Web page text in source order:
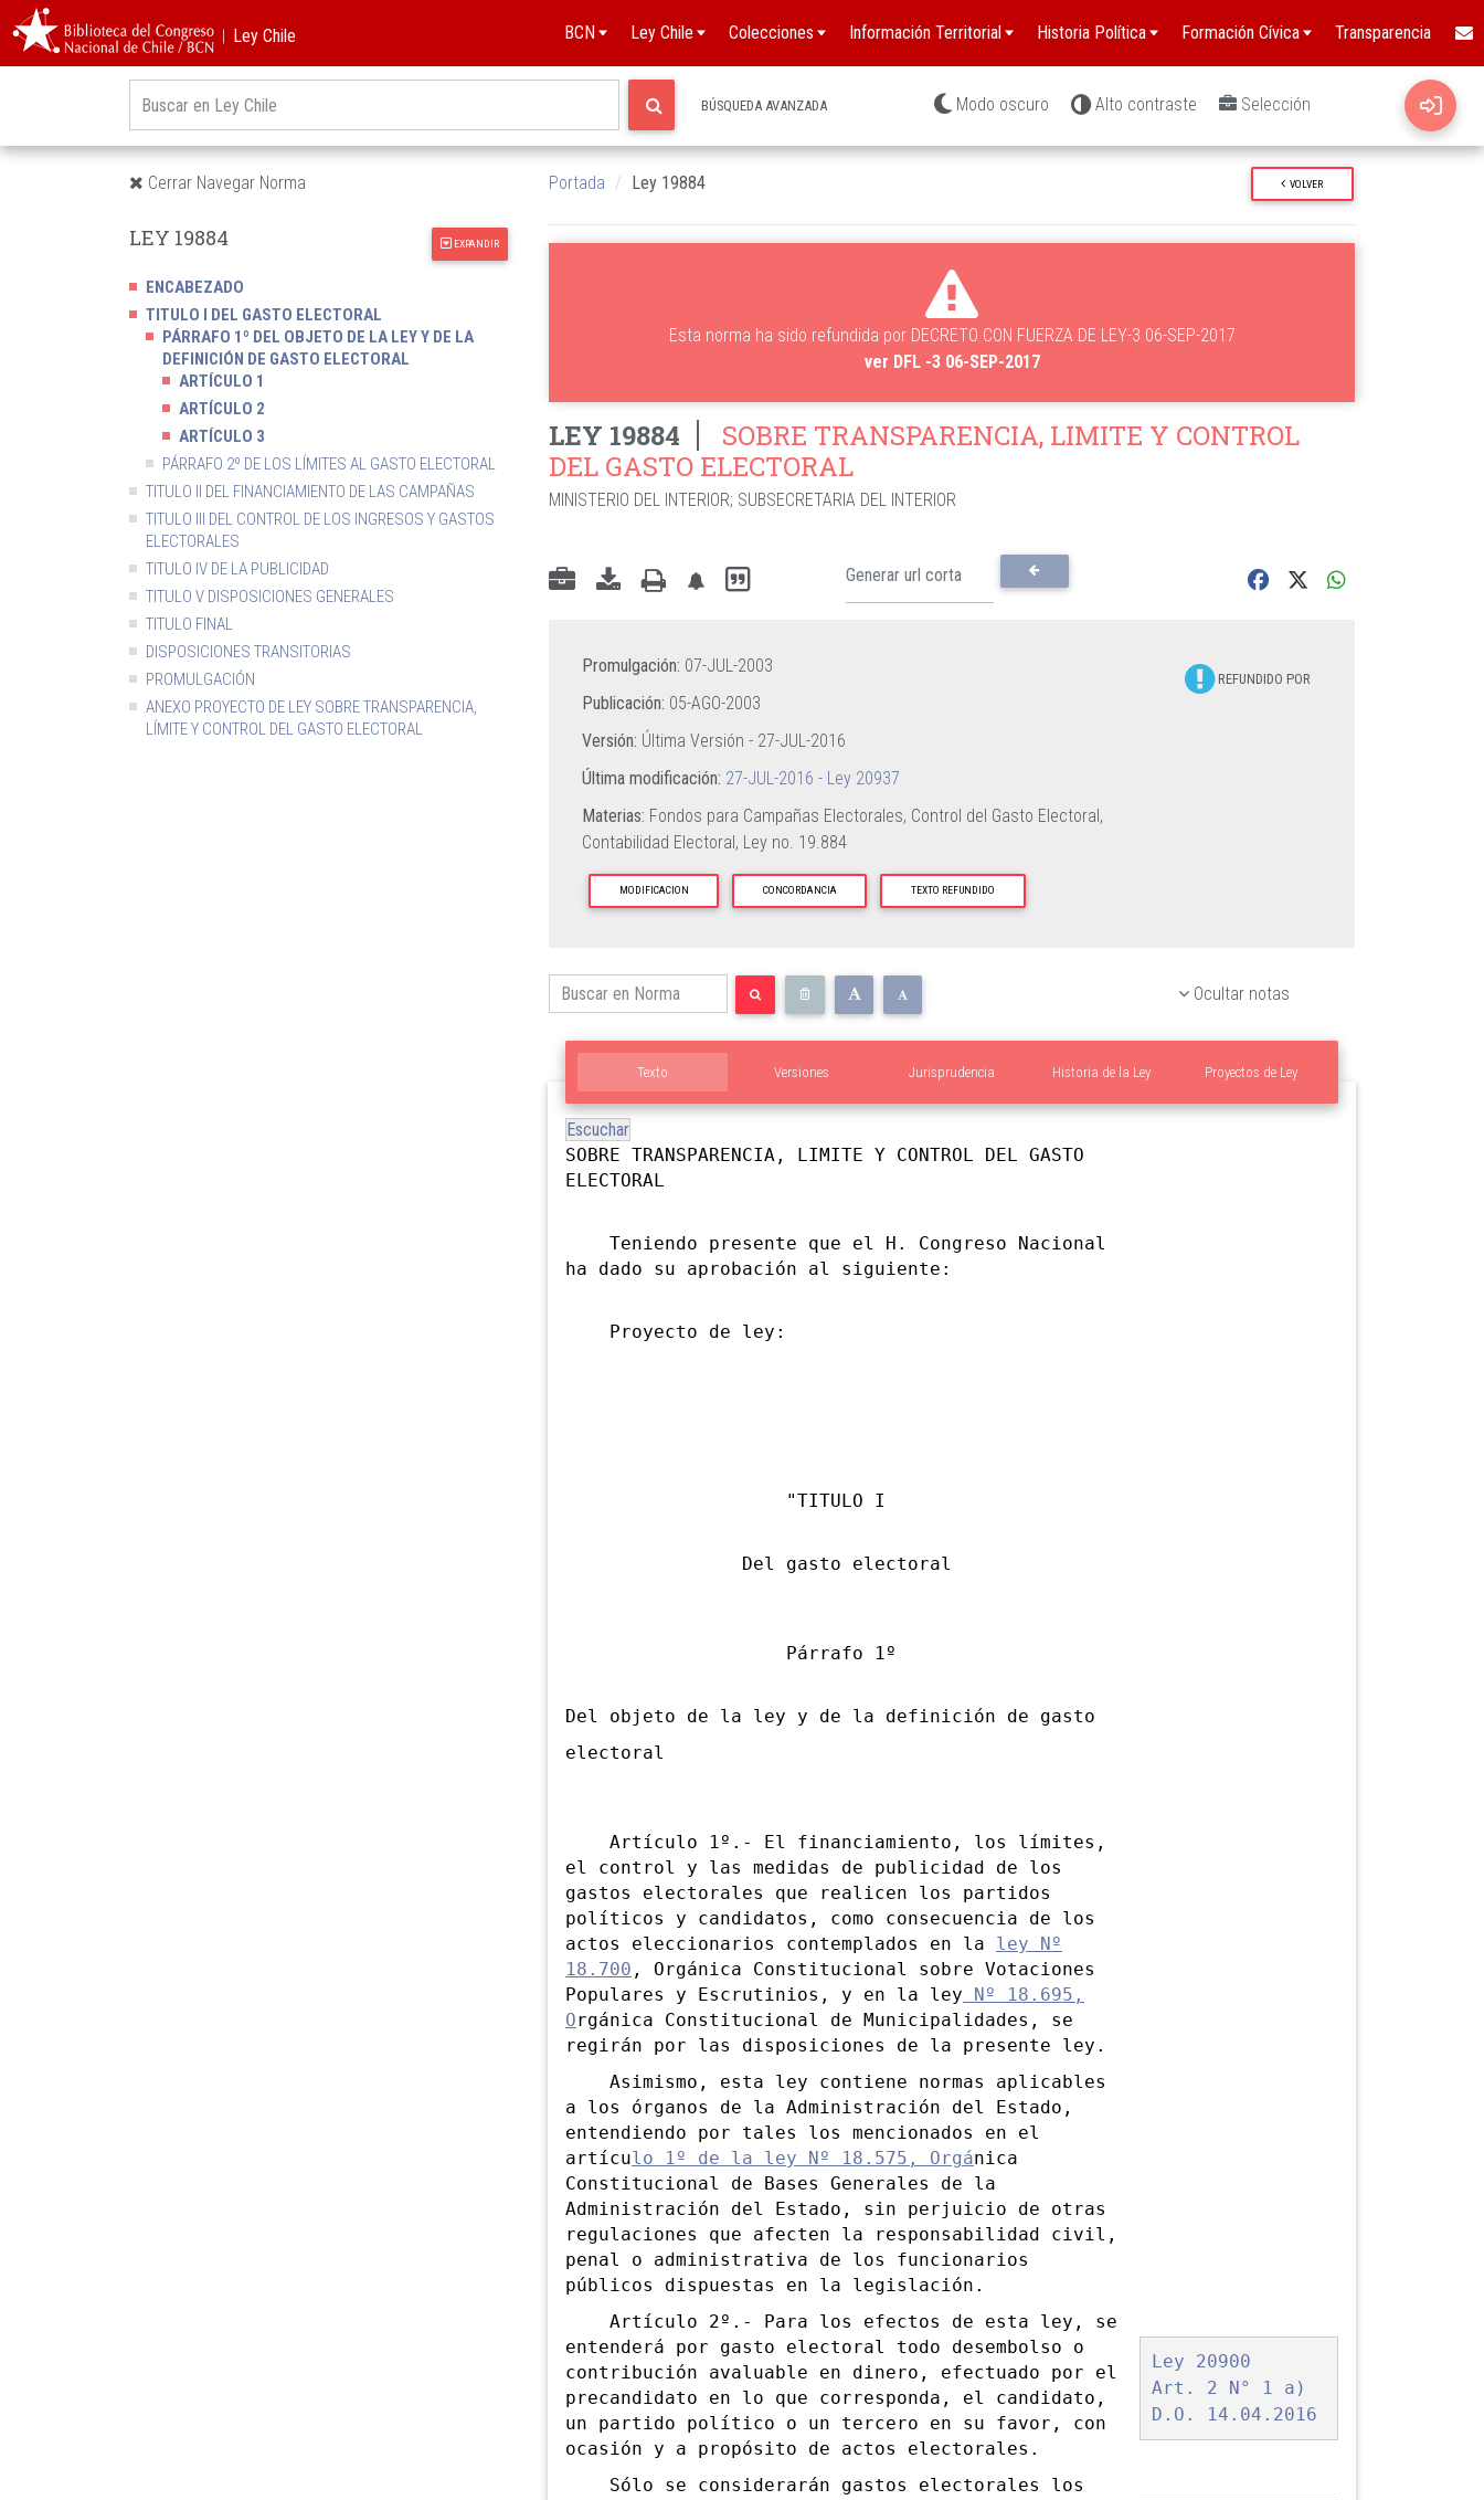
︱Ley Chile BCN Ley Chile Colecciones Información Territorial Historia Política Formación Cívica Transparencia
BÚSQUEDA AVANZADA Modo oscuro Alto contraste Selección
Cerrar Navegar Norma Portada Ley 19884 VOLVER
LEY 19884 EXPANDIR
ENCABEZADO
TITULO I DEL GASTO ELECTORAL
PÁRRAFO 1º DEL OBJETO DE LA LEY Y DE LA
DEFINICIÓN DE GASTO ELECTORAL
ARTÍCULO 1
ARTÍCULO 2
ARTÍCULO 3
PÁRRAFO 2º DE LOS LÍMITES AL GASTO ELECTORAL
TITULO II DEL FINANCIAMIENTO DE LAS CAMPAÑAS
TITULO III DEL CONTROL DE LOS INGRESOS Y GASTOS
ELECTORALES
TITULO IV DE LA PUBLICIDAD
TITULO V DISPOSICIONES GENERALES
TITULO FINAL
DISPOSICIONES TRANSITORIAS
PROMULGACIÓN
ANEXO PROYECTO DE LEY SOBRE TRANSPARENCIA,
LÍMITE Y CONTROL DEL GASTO ELECTORAL
Esta norma ha sido refundida por DECRETO CON FUERZA DE LEY-3 06-SEP-2017
ver DFL -3 06-SEP-2017
LEY 19884
SOBRE TRANSPARENCIA, LIMITE Y CONTROL
DEL GASTO ELECTORAL
MINISTERIO DEL INTERIOR; SUBSECRETARIA DEL INTERIOR
REFUNDIDO POR
Promulgación: 07-JUL-2003
Publicación: 05-AGO-2003
Versión: Última Versión - 27-JUL-2016
Última modificación: 27-JUL-2016 - Ley 20937
Materias: Fondos para Campañas Electorales, Control del Gasto Electoral,
Contabilidad Electoral, Ley no. 19.884
MODIFICACION CONCORDANCIA TEXTO REFUNDIDO
Ocultar notas
Texto Versiones Jurisprudencia Proyectos de Ley
Historia de la Ley
Escuchar
SOBRE TRANSPARENCIA, LIMITE Y CONTROL DEL GASTO
ELECTORAL
Teniendo presente que el H. Congreso Nacional
ha dado su aprobación al siguiente:
Proyecto de ley:
"TITULO I
Del gasto electoral
Párrafo 1º
Del objeto de la ley y de la definición de gasto
electoral
Artículo 1º.- El financiamiento, los límites,
el control y las medidas de publicidad de los
gastos electorales que realicen los partidos
políticos y candidatos, como consecuencia de los
actos eleccionarios contemplados en la ley Nº
18.700 , Orgánica Constitucional sobre Votaciones
Populares y Escrutinios, y en la ley Nº 18.695,
Orgánica Constitucional de Municipalidades, se
regirán por las disposiciones de la presente ley.
Asimismo, esta ley contiene normas aplicables
a los órganos de la Administración del Estado,
entendiendo por tales los mencionados en el
artículo 1º de la ley Nº 18.575, Orgánica
Constitucional de Bases Generales de la
Administración del Estado, sin perjuicio de otras
regulaciones que afecten la responsabilidad civil,
penal o administrativa de los funcionarios
públicos dispuestas en la legislación.
Artículo 2º.- Para los efectos de esta ley, se
entenderá por gasto electoral todo desembolso o
Ley 20900
Art. 2 N° 1 a)
D.O. 14.04.2016
contribución avaluable en dinero, efectuado por el
precandidato en lo que corresponda, el candidato,
un partido político o un tercero en su favor, con
ocasión y a propósito de actos electorales.
Sólo se considerarán gastos electorales los